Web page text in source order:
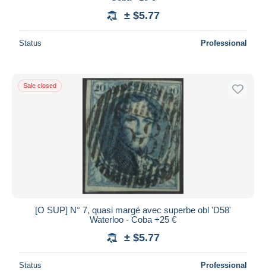
± $5.77
Status Professional
Sale closed
[O SUP] N° 7, quasi margé avec superbe obl 'D58'
Waterloo - Coba +25 €
± $5.77
Status Professional